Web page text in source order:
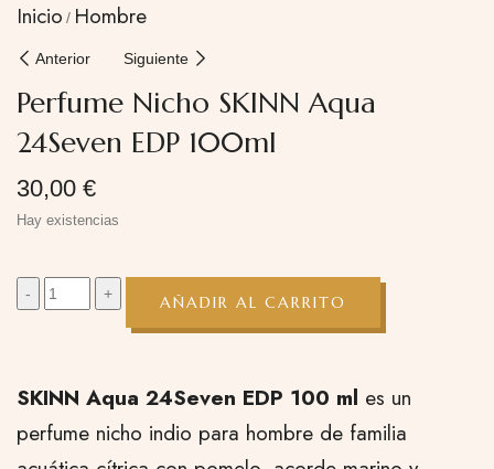
Inicio Hombre
Anterior Siguiente
Perfume Nicho SKINN Aqua
24Seven EDP 100ml
30,00 €
SKINN Aqua 24Seven EDP 100 ml es un
perfume nicho indio para hombre de familia
Hay existencias
AÑADIR AL CARRITO